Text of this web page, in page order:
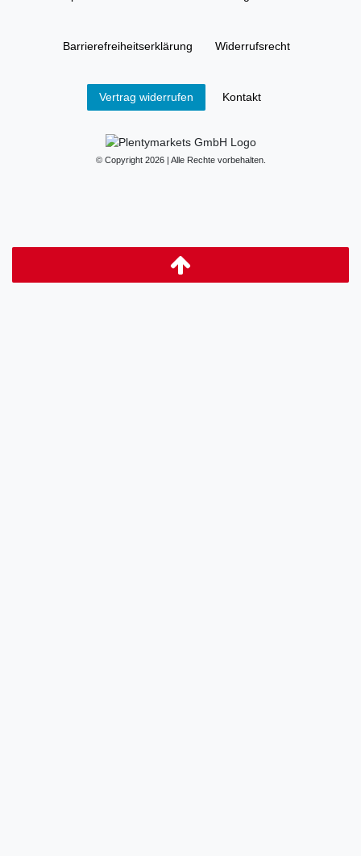
Barrierefreiheitserklärung Widerrufs­recht
Vertrag widerrufen Kontakt
© Copyright 2026 | Alle Rechte vorbehalten.